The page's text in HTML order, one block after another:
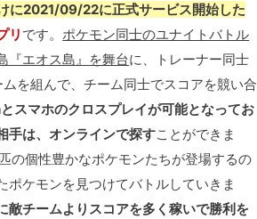
に2021/09/22に正式サービス開始した
リ です。ポケモン同士のユナイトバトル
『エオス島』を舞台に、トレーナー同士
を組んで、チーム同士でスコアを競い合
スマホのクロスプレイが可能となってお
手は、オンラインで探すことができま
の個性豊かなポケモンたちが登場するの
ポケモンを見つけてバトルしていきま
敵チームよりスコアを多く稼いで勝利を